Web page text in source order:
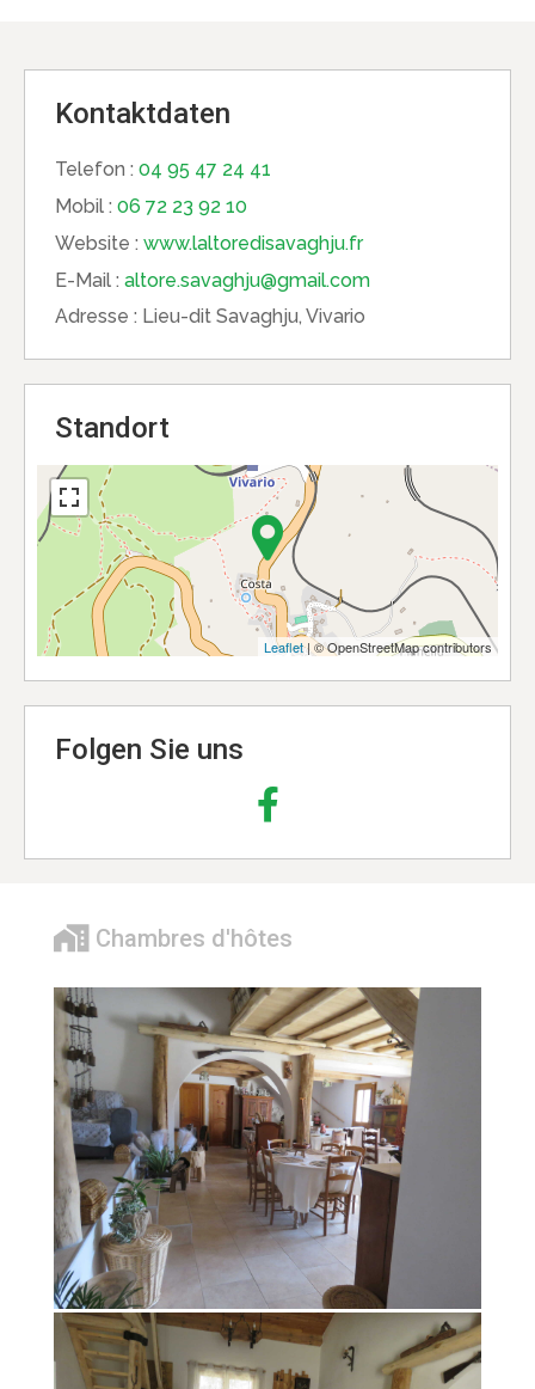
Kontaktdaten
Telefon : 04 95 47 24 41
Mobil : 06 72 23 92 10
Website : www.laltoredisavaghju.fr
E-Mail : altore.savaghju@gmail.com
Adresse : Lieu-dit Savaghju, Vivario
Standort
Leaflet| © OpenStreetMap contributors
Folgen Sie uns
Chambres d'hôtes